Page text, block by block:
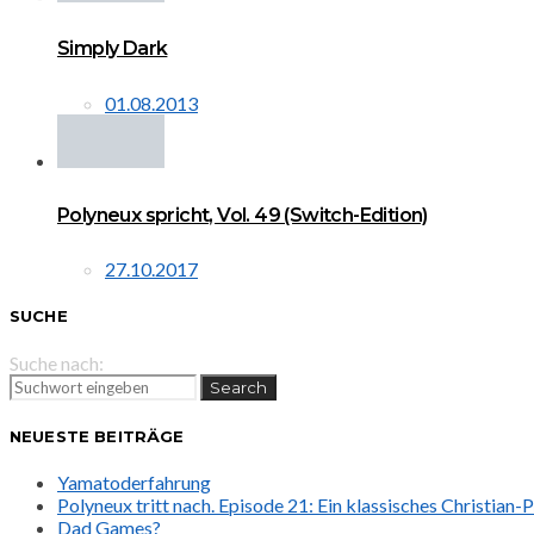
Simply Dark
01.08.2013
Polyneux spricht, Vol. 49 (Switch-Edition)
27.10.2017
SUCHE
Suche nach:
Search
NEUESTE BEITRÄGE
Yamatoderfahrung
Polyneux tritt nach. Episode 21: Ein klassisches Christian-
Dad Games?